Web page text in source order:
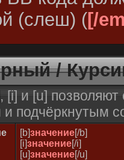
(слеш) ([/
/
[i] и [u]
подчёркнутым
[b]значение[/b]
[i]значение[/i]
[u]значение[/u]